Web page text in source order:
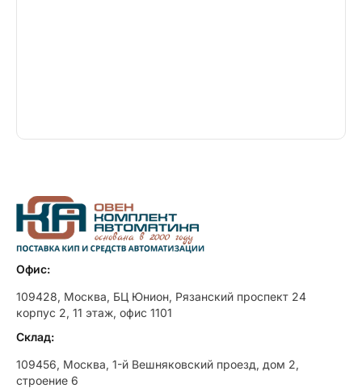
Офис:
109428, Москва, БЦ Юнион, Рязанский проспект 24
корпус 2, 11 этаж, офис 1101
Склад:
109456, Москва, 1-й Вешняковский проезд, дом 2,
строение 6